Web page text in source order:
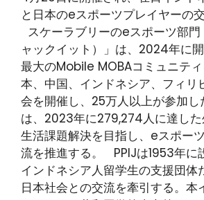
と日本のeスポーツプレイヤーの
スケーラブリーのeスポーツ部門
ャックイット）」は、2024年に
最大のMobile MOBAコミュニテ
本、中国、インドネシア、フィリ
会を開催し、25万人以上が参加し
は、2023年に279,274人に達し
生活課題解決を目指し、eスポー
流を推進する。 PPIJは1953年に
インドネシア人留学生の支援団体
日本社会との交流を牽引する。本